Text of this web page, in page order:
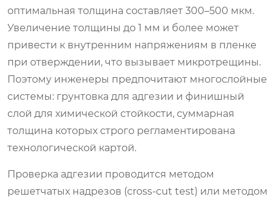
оптимальная толщина составляет 300–500 мкм.
Увеличение толщины до 1 мм и более может
привести к внутренним напряжениям в пленке
при отверждении, что вызывает микротрещины.
Поэтому инженеры предпочитают многослойные
системы: грунтовка для адгезии и финишный
слой для химической стойкости, суммарная
толщина которых строго регламентирована
технологической картой.
Проверка адгезии проводится методом
решетчатых надрезов (cross-cut test) или методом